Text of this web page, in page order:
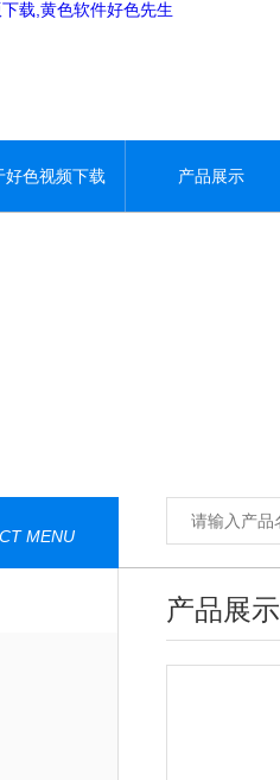
载,黄色软件好色先生
好色视频下载 产品展示
MENU
产品展示